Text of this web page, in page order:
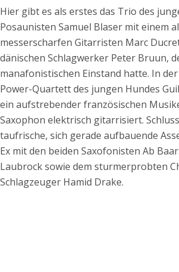
Hier gibt es als erstes das Trio des
Posaunisten Samuel Blaser mit einem
messerscharfen Gitarristen Marc
dänischen Schlagwerker Peter Bruun,
manafonistischen Einstand hatte. In
Power-Quartett des jungen Hundes
ein aufstrebender französischen
Saxophon elektrisch gitarrisiert.
taufrische, sich gerade aufbauende
Ex mit den beiden Saxofonisten Ab
Laubrock sowie dem sturmerprobten
Schlagzeuger Hamid Drake.